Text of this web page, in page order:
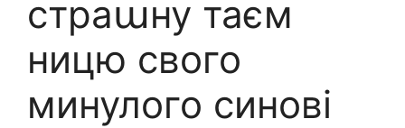
страաну таєм
ницю свого
минулого синові